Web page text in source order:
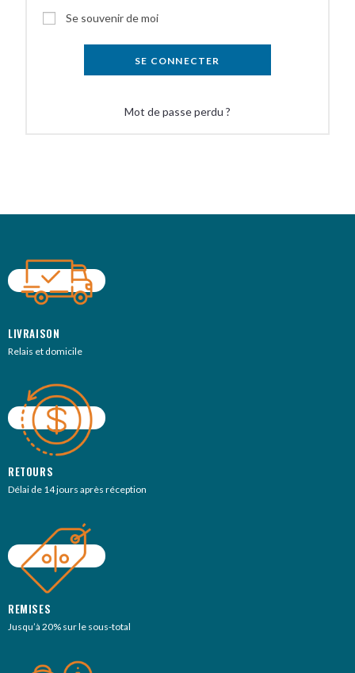
Se souvenir de moi
SE CONNECTER
Mot de passe perdu ?
LIVRAISON
Relais et domicile
RETOURS
Délai de 14 jours après réception
REMISES
Jusqu’à 20% sur le sous-total